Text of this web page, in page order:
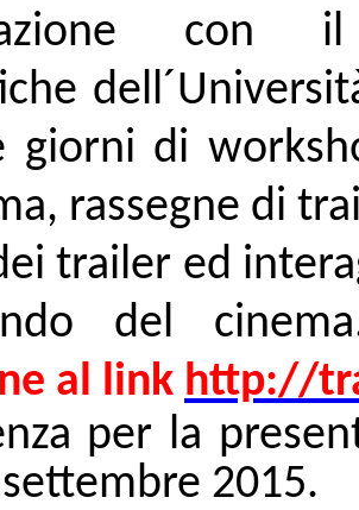
con
giorni di
rassegne di
trailer ed
del
al link http://
per la
2015.